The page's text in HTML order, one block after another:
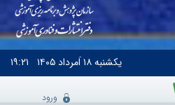
یکشنبه۱۸ اَمرداد ۱۴۰۵ ۱۹:۲۱
ورود